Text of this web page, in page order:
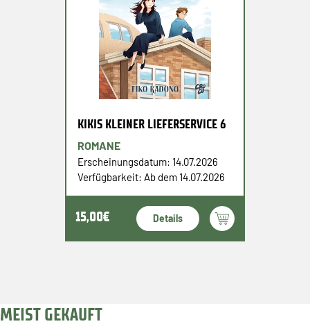
KIKIS KLEINER LIEFERSERVICE 6
ROMANE
Erscheinungsdatum: 14.07.2026
Verfügbarkeit: Ab dem 14.07.2026
15,00€ Details
MEIST GEKAUFT